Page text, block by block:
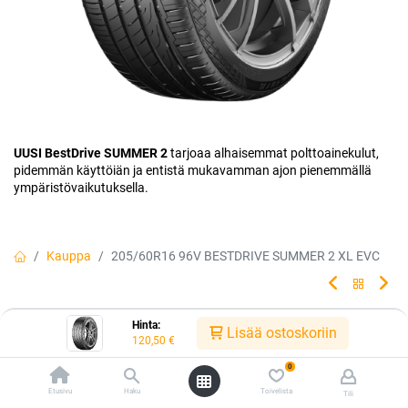
Hinta:
120,50 € Lisää ostoskoriin
Etusivu Haku
0
Toivelista Tili
UUSI BestDrive SUMMER 2tarjoaa alhaisemmat polttoainekulut,
pidemmän käyttöiän ja entistä mukavamman ajon pienemmällä
ympäristövaikutuksella.
Kauppa 205/60R16 96V BESTDRIVE SUMMER 2 XL EVC
205/60R16 96V BESTDRIVE
SUMMER 2 XL EVC
Huippu-uutuus, made by Continental. Uusi seos, viimeistelty kuvio ja